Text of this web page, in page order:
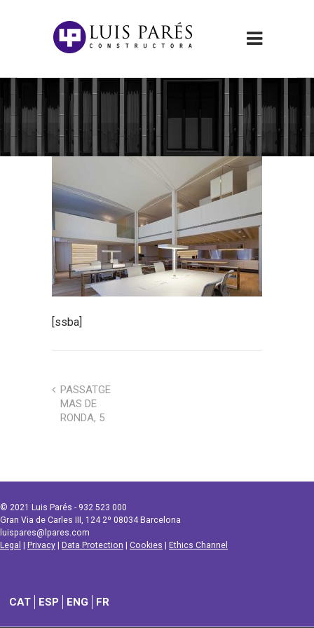
[ssba]
PASSATGE
MAS DE
RONDA, 5
© 2021 Luis Parés - 932 523 000
Gran Via de Carles III, 124 2º 08034 Barcelona
luispares@lpares.com
Legal
Privacy Data Protection Cookies Ethics Channel
CAT ESP ENG FR